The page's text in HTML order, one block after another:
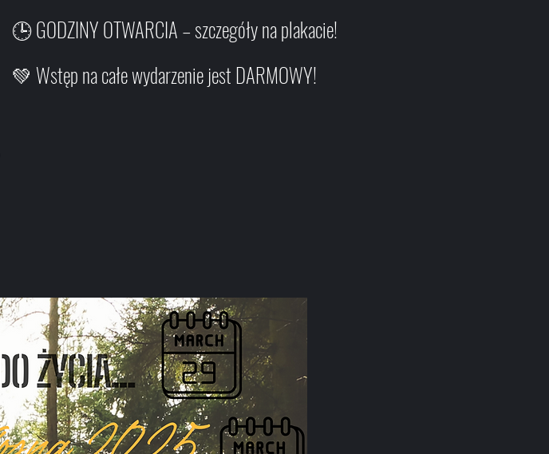
🕒 GODZINY OTWARCIA – szczegóły na plakacie!
💚 Wstęp na całe wydarzenie jest DARMOWY!